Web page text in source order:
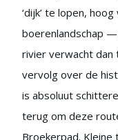
‘dijk’ te lopen,
boerenlandschap
rivier verwacht dan
vervolg over de
is absoluut
terug om deze
Broekerpad. Kleine